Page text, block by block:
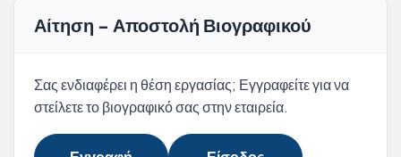
Αίτηση - Αποστολή Βιογραφικού
Σας ενδιαφέρει η θέση εργασίας; Εγγραφείτε για να
στείλετε το βιογραφικό σας στην εταιρεία.